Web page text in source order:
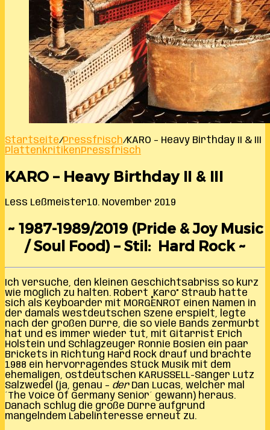
Startseite/Pressfrisch/KARO – Heavy Birthday II & III
PlattenkritikenPressfrisch
KARO – Heavy Birthday II & III
Less Leßmeister10. November 2019
~ 1987-1989/2019 (Pride & Joy Music
/ Soul Food) – Stil: Hard Rock ~
Ich versuche, den kleinen Geschichtsabriss so kurz
wie möglich zu halten. Robert „Karo” Straub hatte
sich als Keyboarder mit MORGENROT einen Namen in
der damals westdeutschen Szene erspielt, legte
nach der großen Dürre, die so viele Bands zermürbt
hat und es immer wieder tut, mit Gitarrist Erich
Holstein und Schlagzeuger Ronnie Bosien ein paar
Brickets in Richtung Hard Rock drauf und brachte
1988 ein hervorragendes Stück Musik mit dem
ehemaligen, ostdeutschen KARUSSELL-Sänger Lutz
Salzwedel (ja, genau – der Dan Lucas, welcher mal
´The Voice Of Germany Senior´ gewann) heraus.
Danach schlug die große Dürre aufgrund
mangelndem Labelinteresse erneut zu.